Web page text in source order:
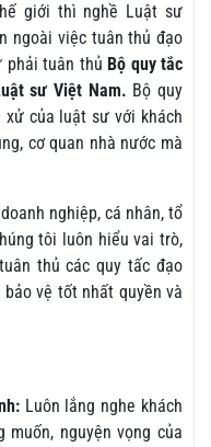
giới thì nghề Luật sư
ngoài việc tuân thủ đạo
phải tuân thủ Bộ quy tắc
sư Việt Nam. Bộ quy
của luật sư với khách
cơ quan nhà nước mà
nghiệp, cá nhân, tổ
tôi luôn hiểu vai trò,
thủ các quy tấc đạo
vệ tốt nhất quyền và
Luôn lắng nghe khách
nguyện vọng của